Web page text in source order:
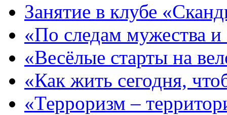
Занятие в клубе
«По следам мужества и
«Весёлые старты на
«Как жить сегодня,
«Терроризм –